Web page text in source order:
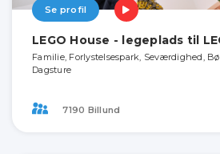
Se profil
LEGO House - legeplads til
Familie, Forlystelsespark, Seværdighed,
Dagsture
7190 Billund